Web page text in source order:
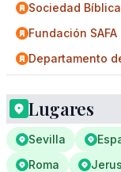
Sociedad
Fundación SAFA
Departamento
Lugares
Sevilla
Roma